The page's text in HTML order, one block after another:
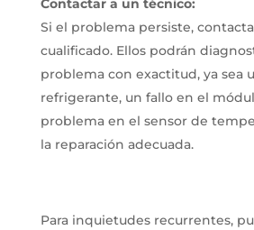
Contactar a un técnico:
Si el problema persiste,
cualificado. Ellos podrán
problema con exactitud, ya sea
refrigerante, un fallo en el
problema en el sensor de
la reparación adecuada.
Para inquietudes recurrentes,